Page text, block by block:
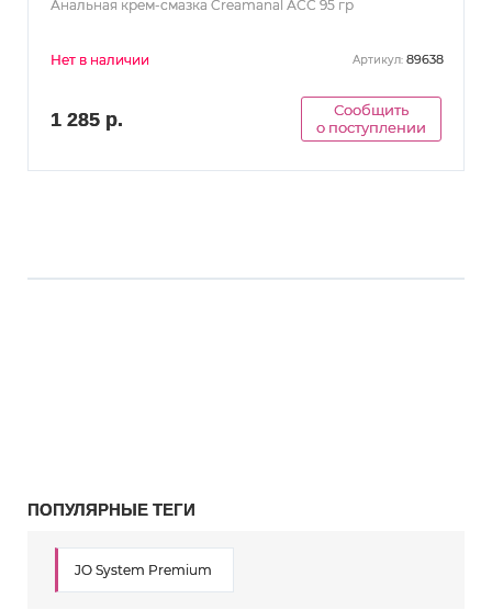
Анальная крем-смазка Creamanal АСС 95 гр
Нет в наличии Артикул: 89638
1 285 р.
Сообщить
о поступлении
ПОПУЛЯРНЫЕ ТЕГИ
JO System Premium